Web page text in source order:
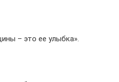
– это ее улыбка».